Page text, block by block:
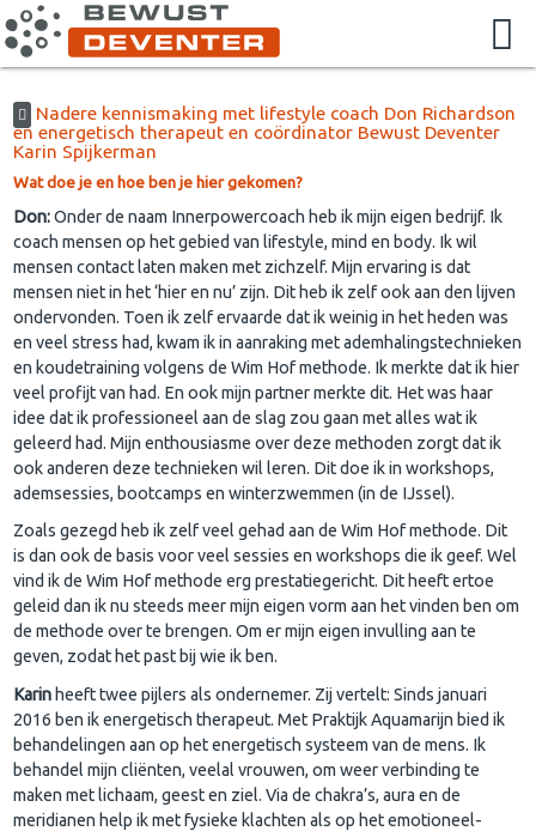
Nadere kennismaking met lifestyle coach Don Richardson
en energetisch therapeut en coördinator Bewust Deventer
Karin Spijkerman
Wat doe je en hoe ben je hier gekomen?
Don:Onder de naam Innerpowercoach heb ik mijn eigen bedrijf. Ik
coach mensen op het gebied van lifestyle, mind en body. Ik wil
mensen contact laten maken met zichzelf. Mijn ervaring is dat
mensen niet in het ‘hier en nu’ zijn. Dit heb ik zelf ook aan den lijven
ondervonden. Toen ik zelf ervaarde dat ik weinig in het heden was
en veel stress had, kwam ik in aanraking met ademhalingstechnieken
en koudetraining volgens de Wim Hof methode. Ik merkte dat ik hier
veel profijt van had. En ook mijn partner merkte dit. Het was haar
idee dat ik professioneel aan de slag zou gaan met alles wat ik
geleerd had. Mijn enthousiasme over deze methoden zorgt dat ik
ook anderen deze technieken wil leren. Dit doe ik in workshops,
ademsessies, bootcamps en winterzwemmen (in de IJssel).
Zoals gezegd heb ik zelf veel gehad aan de Wim Hof methode. Dit
is dan ook de basis voor veel sessies en workshops die ik geef. Wel
vind ik de Wim Hof methode erg prestatiegericht. Dit heeft ertoe
geleid dan ik nu steeds meer mijn eigen vorm aan het vinden ben om
de methode over te brengen. Om er mijn eigen invulling aan te
geven, zodat het past bij wie ik ben.
Karin heeft twee pijlers als ondernemer. Zij vertelt: Sinds januari
2016 ben ik energetisch therapeut. Met Praktijk Aquamarijn bied ik
behandelingen aan op het energetisch systeem van de mens. Ik
behandel mijn cliënten, veelal vrouwen, om weer verbinding te
maken met lichaam, geest en ziel. Via de chakra’s, aura en de
meridianen help ik met fysieke klachten als op het emotioneel-